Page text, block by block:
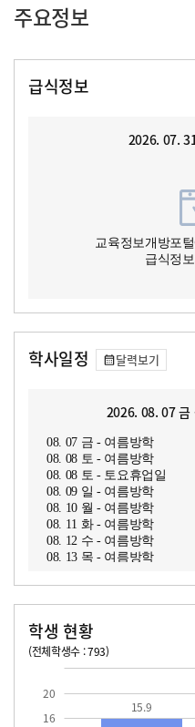
주요정보
급식정보
2026. 07.
교육정보개방포
급식정
학사일정 달력보기
2026. 08. 07
08. 07 금 - 여름방학
08. 08 토 - 여름방학
08. 08 토 - 토요휴업일
08. 09 일 - 여름방학
08. 10 월 - 여름방학
08. 11 화 - 여름방학
08. 12 수 - 여름방학
08. 13 목 - 여름방학
학생 현황
(전체학생수 : 793)
16
20
15.9